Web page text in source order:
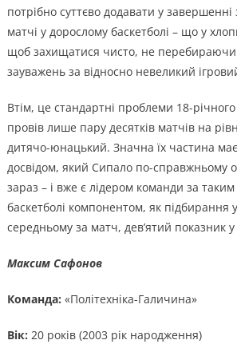
потрібно суттєво додавати у
матчі у дорослому баскетболі – що у
щоб захищатися чисто, не
зауважень за відносно невеликий
Втім, це стандартні проблеми 18-
провів лише пару десятків матчів на
дитячо-юнацький. Значна їх частина
досвідом, який Сипало по-справжньому
зараз – і вже є лідером команди за
баскетболі компонентом, як підбирання
середньому за матч, дев’ятий показник
Максим Сафонов
Команда: «Політехніка-Галичина»
Вік: 20 років (2003 рік народження)